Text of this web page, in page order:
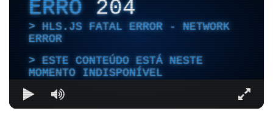
ERRO204
HLS.JS FATAL ERROR - NETWORK
ERROR
ESTE CONTEÚDO ESTÁ NESTE
MOMENTO INDISPONÍVEL